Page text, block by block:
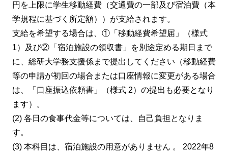
円を上限に学生移動経費（交通費の一部及び宿泊費（本
学規程に基づく所定額））が支給されます。
支給を希望する場合は、①「移動経費希望届」（様式
1）及び②「宿泊施設の領収書」を別途定める期日まで
に、総研大学務支援係まで提出してください（移動経費
等の申請が初回の場合または口座情報に変更がある場合
は、「口座振込依頼書」（様式 2）の提出も必要となり
ます）。
(2) 各日の食事代金等については、自己負担となりま
す。
(3) 本科目は、宿泊施設の用意がありません 。 2022年8